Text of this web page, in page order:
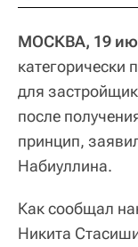
МОСКВА, 19
категорически
для
после
принцип,
Набиуллина.
Как сообщал
Никита